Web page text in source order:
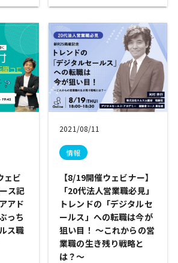
ェビ
ス記
アド
っち
ス職
2021/08/11
情報
【8/19開催ウェビナー】
「20代法人営業職必見」
トレンドの「デジタルセ
ールス」への転職は今が
狙い目！ ～これからの営
業職の生き残り戦略と
は？～